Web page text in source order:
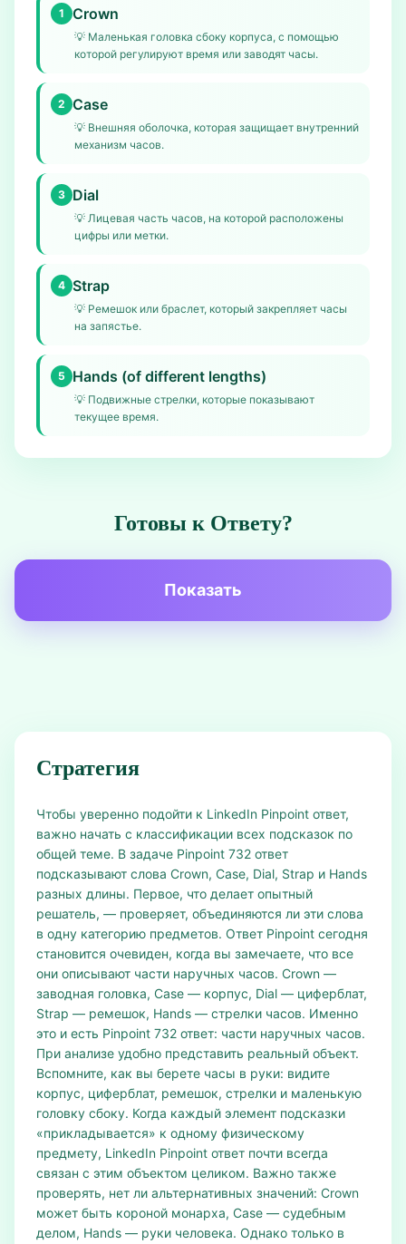
1 Crown
💡 Маленькая головка сбоку корпуса, с помощью
которой регулируют время или заводят часы.
2 Case
💡 Внешняя оболочка, которая защищает внутренний
механизм часов.
3 Dial
💡 Лицевая часть часов, на которой расположены
цифры или метки.
4 Strap
💡 Ремешок или браслет, который закрепляет часы
на запястье.
5 Hands (of different lengths)
💡 Подвижные стрелки, которые показывают
текущее время.
Готовы к Ответу?
Показать
Стратегия
Чтобы уверенно подойти к LinkedIn Pinpoint ответ,
важно начать с классификации всех подсказок по
общей теме. В задаче Pinpoint 732 ответ
подсказывают слова Crown, Case, Dial, Strap и Hands
разных длины. Первое, что делает опытный
решатель, — проверяет, объединяются ли эти слова
в одну категорию предметов. Ответ Pinpoint сегодня
становится очевиден, когда вы замечаете, что все
они описывают части наручных часов. Crown —
заводная головка, Case — корпус, Dial — циферблат,
Strap — ремешок, Hands — стрелки часов. Именно
это и есть Pinpoint 732 ответ: части наручных часов.
При анализе удобно представить реальный объект.
Вспомните, как вы берете часы в руки: видите
корпус, циферблат, ремешок, стрелки и маленькую
головку сбоку. Когда каждый элемент подсказки
«прикладывается» к одному физическому
предмету, LinkedIn Pinpoint ответ почти всегда
связан с этим объектом целиком. Важно также
проверять, нет ли альтернативных значений: Crown
может быть короной монарха, Case — судебным
делом, Hands — руки человека. Однако только в